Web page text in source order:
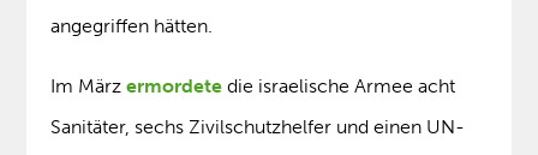
angegriffen hätten.
Im Märzermordete die israelische Armee acht
Sanitäter, sechs Zivilschutzhelfer und einen UN-